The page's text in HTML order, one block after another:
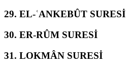
29. EL-ʿANKEBÛT SURESİ
30. ER-RÛM SURESİ
31. LOKMÂN SURESİ